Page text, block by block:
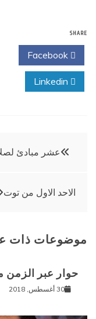
SHARE
تصفّح
عشر مبادئ
الاحد الاول من توت
موضوعات ذات
حوار عبر الزمن
30 أغسطس, 2018